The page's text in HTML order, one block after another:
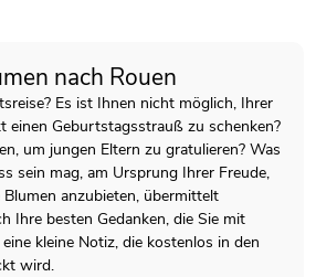
nach Rouen
Es ist Ihnen nicht möglich, Ihrer
einenGeburtstagsstrauß zu schenken?
um jungen Eltern zu gratulieren? Was
sein mag, am Ursprung Ihrer Freude,
anzubieten, übermittelt
Ihre besten Gedanken, die Sie mit
kleine Notiz, die kostenlos in den
wird.